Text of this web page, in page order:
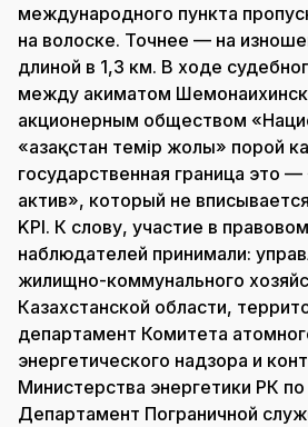
международного пункта
на волоске. Точнее — на
длиной в 1,3 км. В ходе
между акиматом
акционерным обществом
«Қазақстан темір жолы» порой
государственная граница это
актив», который не
KPI. К слову, участие в
наблюдателей принимали:
жилищно-коммунального
Казахстанской области,
департамент Комитета
энергетического надзора и
Министерства энергетики РК
Департамент Пограничной